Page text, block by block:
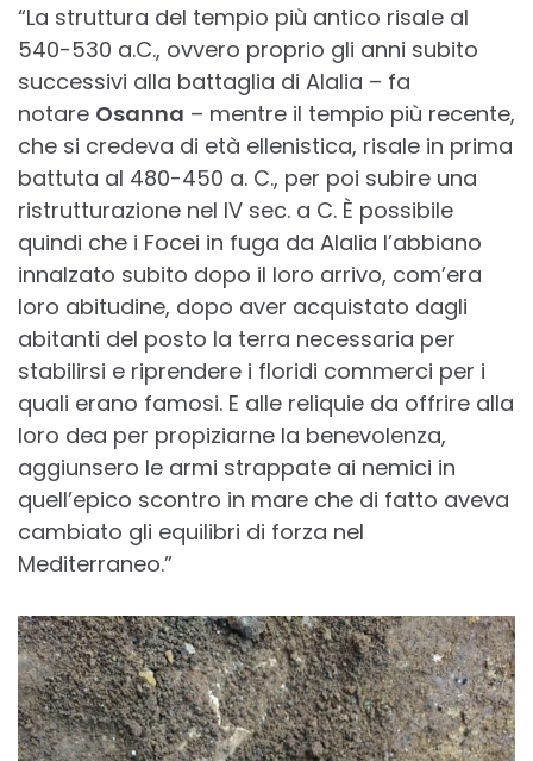
“La struttura del tempio più antico risale al
540-530 a.C., ovvero proprio gli anni subito
successivi alla battaglia di Alalia – fa
notare Osanna – mentre il tempio più recente,
che si credeva di età ellenistica, risale in prima
battuta al 480-450 a. C., per poi subire una
ristrutturazione nel IV sec. a C. È possibile
quindi che i Focei in fuga da Alalia l’abbiano
innalzato subito dopo il loro arrivo, com’era
loro abitudine, dopo aver acquistato dagli
abitanti del posto la terra necessaria per
stabilirsi e riprendere i floridi commerci per i
quali erano famosi. E alle reliquie da offrire alla
loro dea per propiziarne la benevolenza,
aggiunsero le armi strappate ai nemici in
quell’epico scontro in mare che di fatto aveva
cambiato gli equilibri di forza nel
Mediterraneo.”